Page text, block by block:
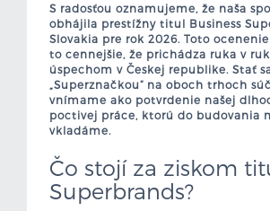
Kontakt
S radosťou oznamujeme, že naša
obhájila prestížny titul Business
Slovakia pre rok 2026. Toto
to cennejšie, že prichádza ruka v
úspechom v Českej republike. Stať
„Superznačkou“ na oboch trhoch
vnímame ako potvrdenie našej
poctivej práce, ktorú do budovania
vkladáme.
Čo stojí za ziskom
Superbrands?